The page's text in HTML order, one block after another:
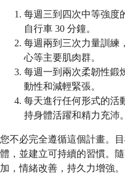
每週三到四次中等強度
自行車 30 分鐘。
每週兩到三次力量訓練
心等主要肌肉群。
每週一到兩次柔韌性鍛
動性和減輕緊張。
每天進行任何形式的活
持身體活躍和精力充沛。
您不必完全遵循這個計畫。
體，並建立可持續的習慣。
加，情緒改善，持久力增強。